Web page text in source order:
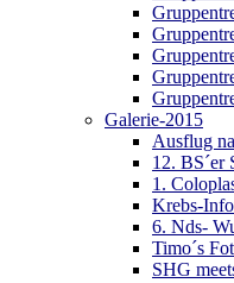
Galerie-2015
Ausflug
12. BS´er
1.
Krebs-
6. Nds-
Timo´s
SHG